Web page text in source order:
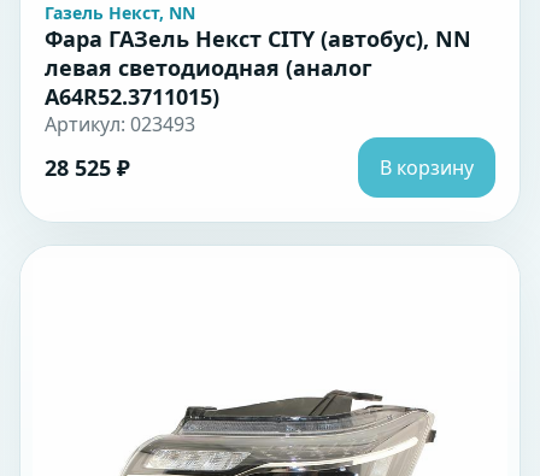
Газель Некст, NN
Фара ГАЗель Некст CITY (автобус), NN
левая светодиодная (аналог
A64R52.3711015)
Артикул: 023493
28 525 ₽ В корзину